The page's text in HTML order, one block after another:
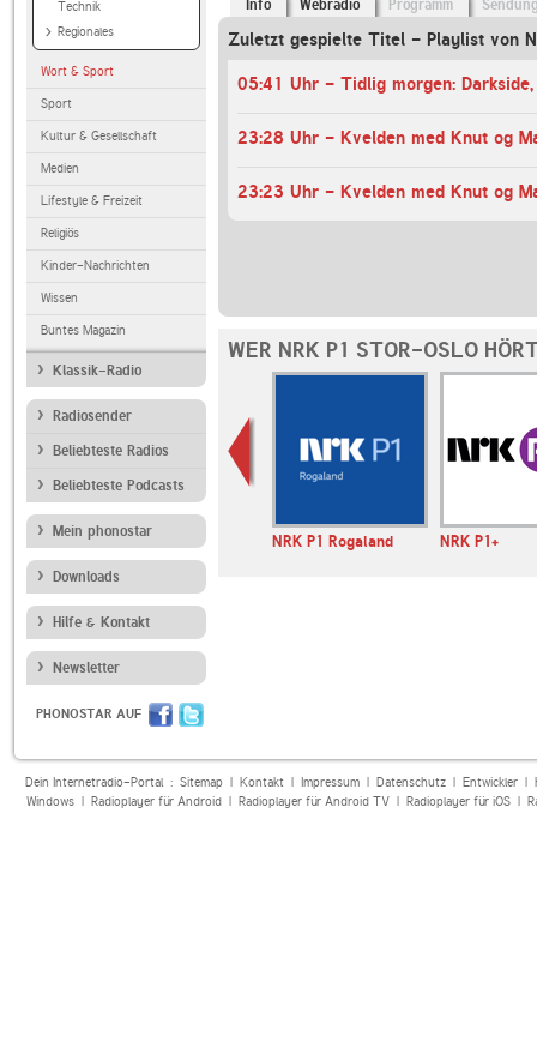
Technik
Regionales
Wort & Sport
Sport
Kultur & Gesellschaft
Medien
Lifestyle & Freizeit
Religiös
Kinder-Nachrichten
Wissen
Buntes Magazin
Klassik-Radio
Radiosender
Beliebteste Radios
Beliebteste Podcasts
Mein phonostar
Downloads
Hilfe & Kontakt
Newsletter
PHONOSTAR AUF
Info Webradio Programm
Zuletzt gespielte Titel - Playlist von
WER NRK P1 STOR-OSLO
NRK P1 Rogaland NRK P1+
Dein Internetradio-Portal : Sitemap| Kontakt| Impressum| Datenschutz| Entwickler|
Windows| Radioplayer für Android| Radioplayer für Android TV| Radioplayer für iOS|